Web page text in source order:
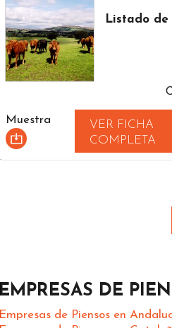
Listado
Muestra
VER FICHA
COMPLETA
EMPRESAS DE
Empresas de Piensos en